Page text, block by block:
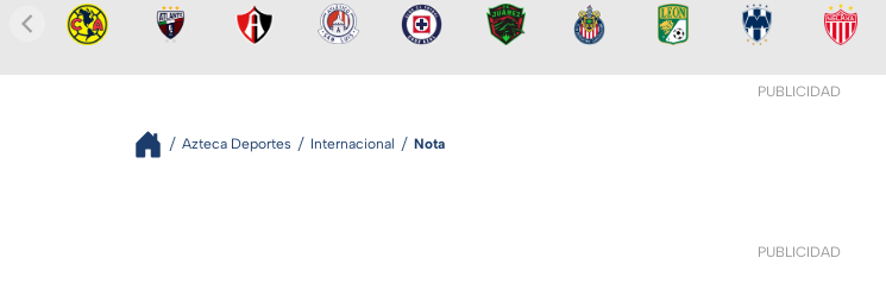
PUBLICIDAD
Azteca Deportes Internacional Nota
PUBLICIDAD